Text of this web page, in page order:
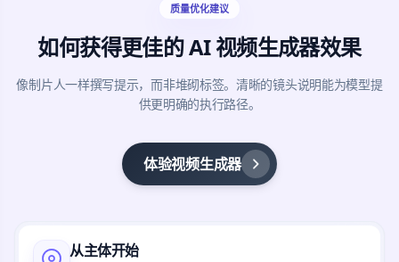
质量优化建议
如何获得更佳的 AI 视频生成器效果
像制片人一样撰写提示，而非堆砌标签。清晰的镜头说明能为模型提
供更明确的执行路径。
体验视频生成器
从主体开始